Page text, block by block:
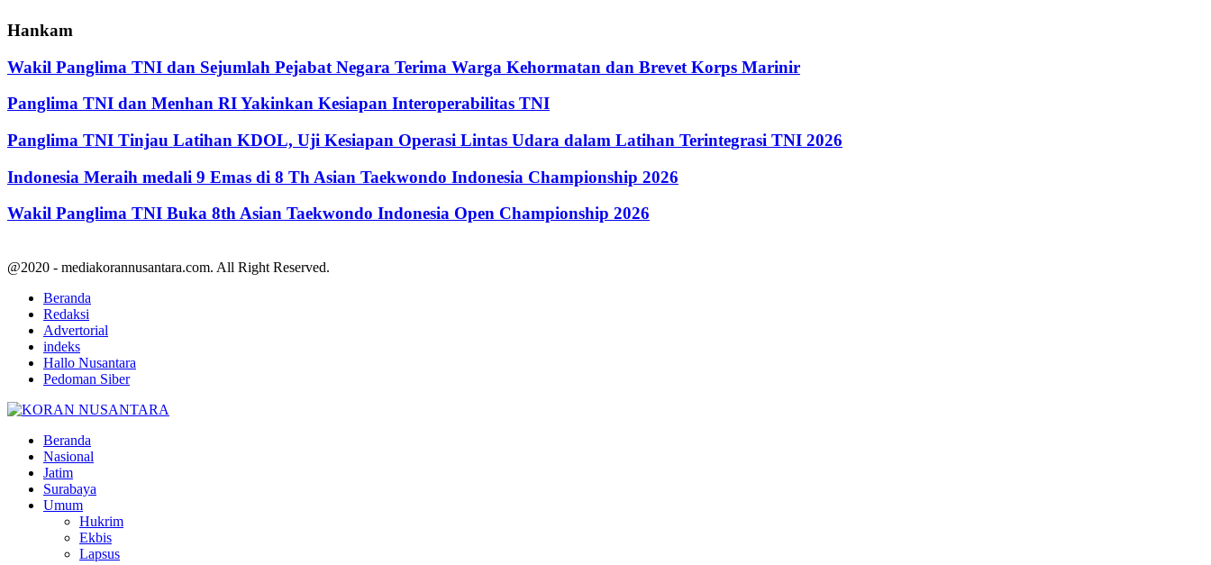
Hankam
Wakil Panglima TNI dan Sejumlah Pejabat Negara Terima Warga Kehormatan dan Brevet Korps Marinir
Panglima TNI dan Menhan RI Yakinkan Kesiapan Interoperabilitas TNI
Panglima TNI Tinjau Latihan KDOL, Uji Kesiapan Operasi Lintas Udara dalam Latihan Terintegrasi TNI 2026
Indonesia Meraih medali 9 Emas di 8 Th Asian Taekwondo Indonesia Championship 2026
Wakil Panglima TNI Buka 8th Asian Taekwondo Indonesia Open Championship 2026
@2020 - mediakorannusantara.com. All Right Reserved.
Beranda
Redaksi
Advertorial
indeks
Hallo Nusantara
Pedoman Siber
Beranda
Nasional
Jatim
Surabaya
Umum
Hukrim
Ekbis
Lapsus